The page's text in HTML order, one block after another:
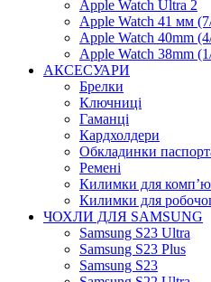
Apple Watch Ultra 2
Apple Watch 41 мм
Apple Watch 40mm
Apple Watch 38mm
АКСЕСУАРИ
Брелки
Ключниці
Гаманці
Кардхолдери
Обкладинки
Ремені
Килимки для
Килимки для
ЧОХЛИ ДЛЯ SAMSUNG
Samsung S23 Ultra
Samsung S23 Plus
Samsung S23